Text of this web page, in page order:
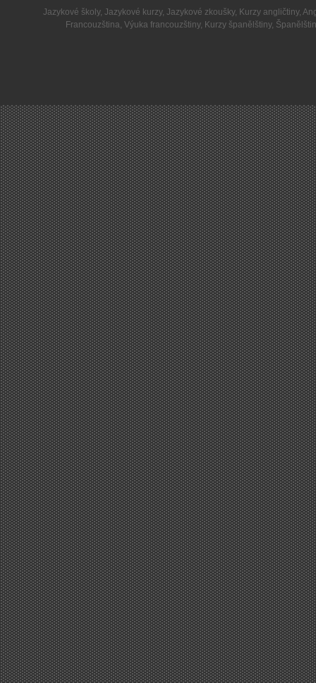
Jazykové školy, Jazykové kurzy, Jazykové zkoušky, Kurzy angličtiny,
Francouzština,Výuka francouzštiny, Kurzy španělštiny,